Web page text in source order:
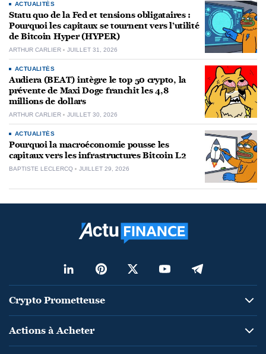
ACTUALITÉS
Statu quo de la Fed et tensions obligataires :
Pourquoi les capitaux se tournent vers l’utilité
de Bitcoin Hyper (HYPER)
ARTHUR CARLIER JUILLET 31, 2026
ACTUALITÉS
Audiera (BEAT) intègre le top 50 crypto, la
prévente de Maxi Doge franchit les 4,8
millions de dollars
ARTHUR CARLIER JUILLET 30, 2026
ACTUALITÉS
Pourquoi la macroéconomie pousse les
capitaux vers les infrastructures Bitcoin L2
BAPTISTE LECLERCQ JUILLET 29, 2026
Crypto Prometteuse
Actions à Acheter